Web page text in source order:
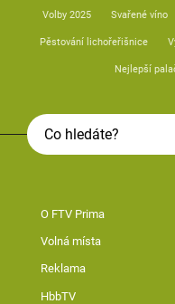
Volby 2025 Svařené víno
Pěstování lichořeřišnice
Nejlepší
O FTV Prima
Volná místa
Reklama
HbbTV